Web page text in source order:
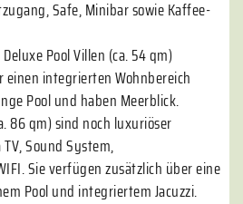
Safe, Minibar sowie Kaffee-
Pool Villen (ca. 54 qm)
integrierten Wohnbereich
Pool und haben Meerblick.
86 qm) sind noch luxuriöser
Sound System,
Sie verfügen zusätzlich über eine
Pool und integriertem Jacuzzi.